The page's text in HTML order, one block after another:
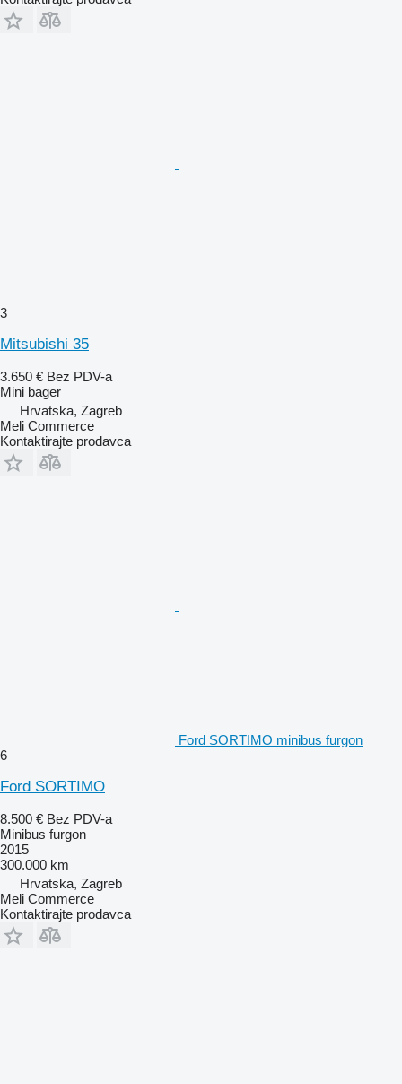
3
Mitsubishi 35
3.650 € Bez PDV-a
Mini bager
Hrvatska, Zagreb
Meli Commerce
Kontaktirajte prodavca
Ford SORTIMO minibus furgon
6
Ford SORTIMO
8.500 € Bez PDV-a
Minibus furgon
2015
300.000 km
Hrvatska, Zagreb
Meli Commerce
Kontaktirajte prodavca